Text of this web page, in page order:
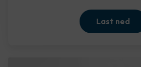
Last ned